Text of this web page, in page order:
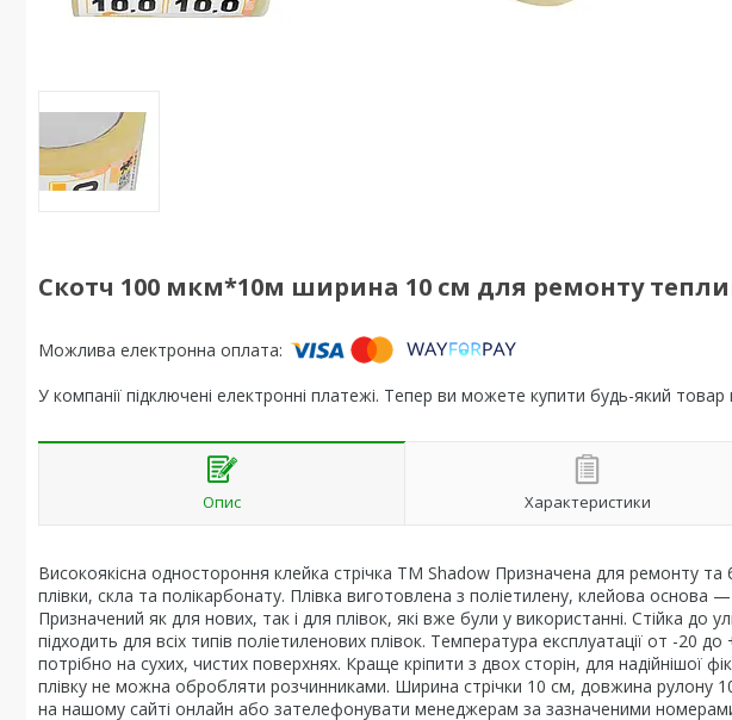
Скотч 100 мкм*10м ширина 10 см для ремонту
У компанії підключені електронні платежі. Тепер ви можете купити будь-який
Опис Характеристики
Високоякісна одностороння клейка стрічка ТМ Shadow Призначена для ремонту та
плівки, скла та полікарбонату. Плівка виготовлена з поліетилену, клейова основа
Призначений як для нових, так і для плівок, які вже були у використанні. Стійка до
підходить для всіх типів поліетиленових плівок. Температура експлуатації от -20
потрібно на сухих, чистих поверхнях. Краще кріпити з двох сторін, для надійнішої
плівку не можна обробляти розчинниками. Ширина стрічки 10 см, довжина рулону
на нашому сайті онлайн або зателефонувати менеджерам за зазначеними